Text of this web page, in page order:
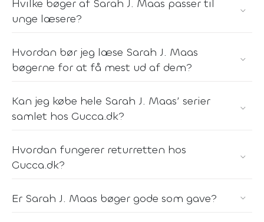
Hvilke bøger af Sarah J. Maas passer til
unge læsere?
Hvordan bør jeg læse Sarah J. Maas
bøgerne for at få mest ud af dem?
Kan jeg købe hele Sarah J. Maas’ serier
samlet hos Gucca.dk?
Hvordan fungerer returretten hos
Gucca.dk?
Er Sarah J. Maas bøger gode som gave?